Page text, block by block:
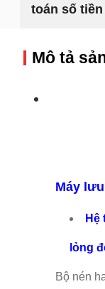
toán số
Mô tả
Máy
Hệ
lỏng
Bộ nén